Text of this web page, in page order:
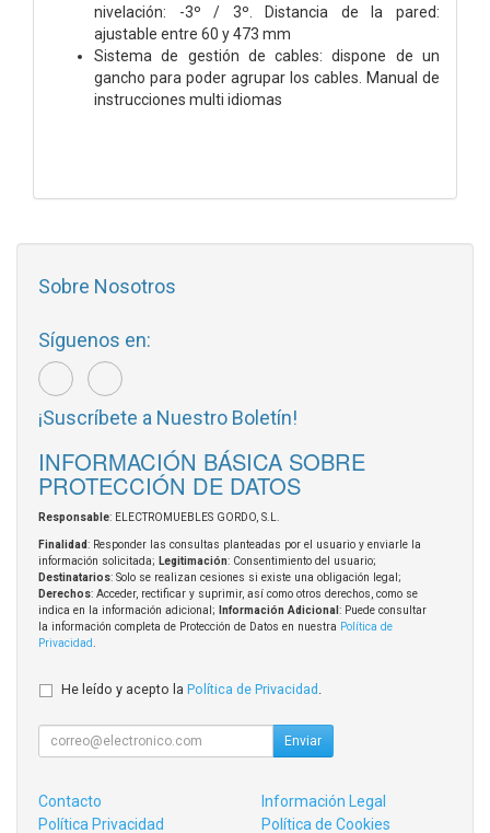
nivelación: -3º / 3º. Distancia de la pared:
ajustable entre 60 y 473 mm
Sistema de gestión de cables: dispone de un
gancho para poder agrupar los cables. Manual de
instrucciones multi idiomas
Sobre Nosotros
Síguenos en:
¡Suscríbete a Nuestro Boletín!
INFORMACIÓN BÁSICA SOBRE
PROTECCIÓN DE DATOS
Responsable: ELECTROMUEBLES GORDO, S.L.
Finalidad: Responder las consultas planteadas por el usuario y enviarle la
información solicitada; Legitimación: Consentimiento del usuario;
Destinatarios: Solo se realizan cesiones si existe una obligación legal;
Derechos: Acceder, rectificar y suprimir, así como otros derechos, como se
indica en la información adicional;
Información Adicional : Puede consultar
la información completa de Protección de Datos en nuestra Política de
Privacidad
He leído y acepto la Política de Privacidad
Enviar
Contacto
Información Legal
Política Privacidad
Política de Cookies